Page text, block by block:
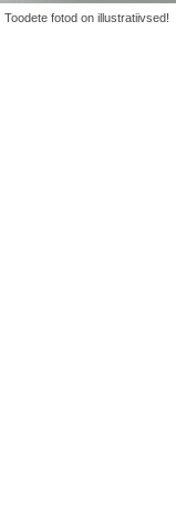
Toodete fotod on illustratiivsed!